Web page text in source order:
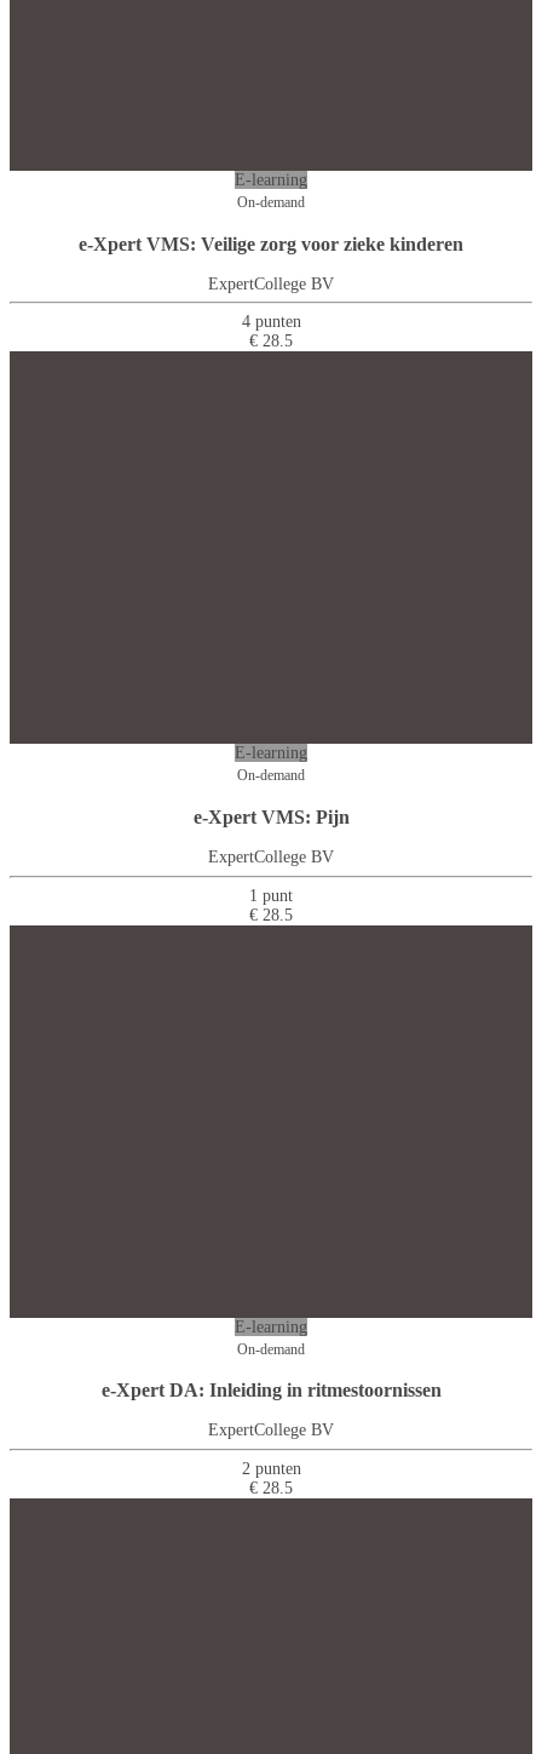
E-learning
On-demand
e-Xpert VMS: Veilige zorg voor zieke kinderen
ExpertCollege BV
4 punten
€ 28.5
E-learning
On-demand
e-Xpert VMS: Pijn
ExpertCollege BV
1 punt
€ 28.5
E-learning
On-demand
e-Xpert DA: Inleiding in ritmestoornissen
ExpertCollege BV
2 punten
€ 28.5